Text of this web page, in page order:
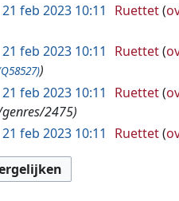
21 feb 2023 10:11 Ruettet
21 feb 2023 10:11 Ruettet
21 feb 2023 10:11 Ruettet
2475
21 feb 2023 10:11 Ruettet